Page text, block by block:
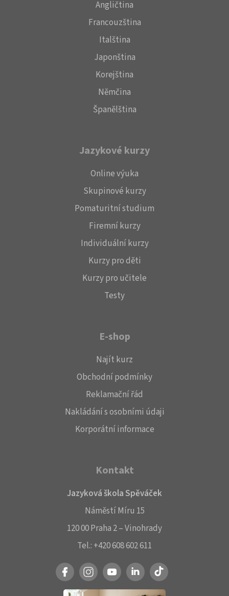
Angličtina
Francouzština
Italština
Japonština
Korejština
Němčina
Španělština
Jazykové kurzy
Online výuka
Skupinové kurzy
Pomaturitní studium
Firemní kurzy
Individuální kurzy
Kurzy pro děti
Kurzy pro učitele
Testy
E-shop
Najít kurz
Obchodní podmínky
Reklamační řád
Nakládání s osobními údaji
Korporátní informace
Kontakt
Jazyková škola Spěváček
Náměstí Míru 15
120 00 Praha 2 – Vinohrady
Tel.: +420 608 602 611